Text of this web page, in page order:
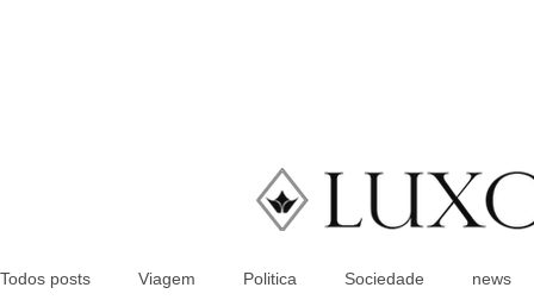
Todos posts Viagem Politica Sociedade news